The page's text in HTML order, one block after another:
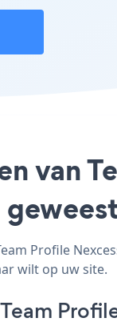
van
Profile
wilt op uw site.